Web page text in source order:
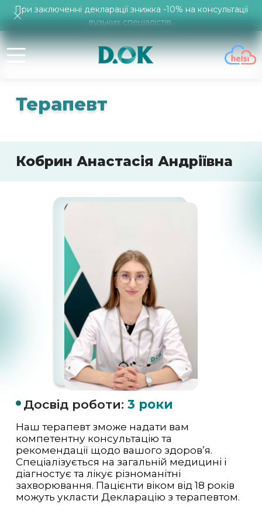
Терапевт
Кобрин Анастасія Андріївна
Досвід роботи:3 роки
Наш терапевт зможе надати вам
компетентну консультацію та
рекомендації щодо вашого здоров’я.
Спеціалізується на загальній медицині і
діагностує та лікує різноманітні
захворювання. Пацієнти віком від 18 років
можуть укласти Декларацію з терапевтом.
При заключенні декларації знижка -10% на консультації
вузьких спеціалістів.